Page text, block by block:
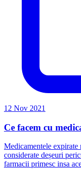
12 Nov 2021
Ce facem cu
Medicamentele expirate
considerate deșeuri
farmacii primesc insa